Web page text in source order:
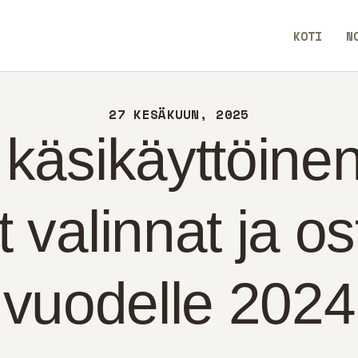
KOTI
27 KESÄKUUN, 2025
valinnat ja
vuodelle 2024